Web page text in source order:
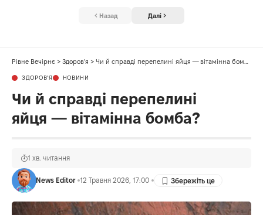
Назад Далі
Рівне Вечірнє > Здоров'я > Чи й справді перепелині яйця — вітамінна бомба?
ЗДОРОВ'Я НОВИНИ
Чи й справді перепелині
яйця — вітамінна бомба?
News Editor 12 Травня 2026, 17:00
1 хв. читання